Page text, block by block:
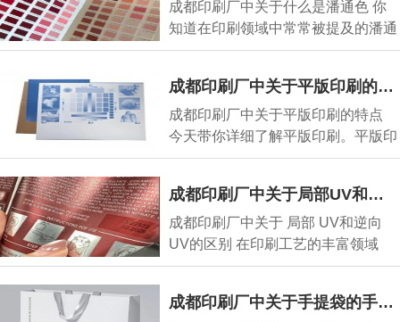
成都印刷厂中关于什么是潘通色 你
知道在印刷领域中常常被提及的潘通
色究竟是什么意
成都印刷厂中关于平版印刷的特点
成都印刷厂中关于平版印刷的特点
今天带你详细了解平版印刷。平版印
刷，又称胶印，
成都印刷厂中关于局部UV和逆向UV的区别
成都印刷厂中关于 局部 UV和逆向
UV的区别 在印刷工艺的丰富领域
中， UV工艺凭借独特效
成都印刷厂中关于手提袋的手提绳类型